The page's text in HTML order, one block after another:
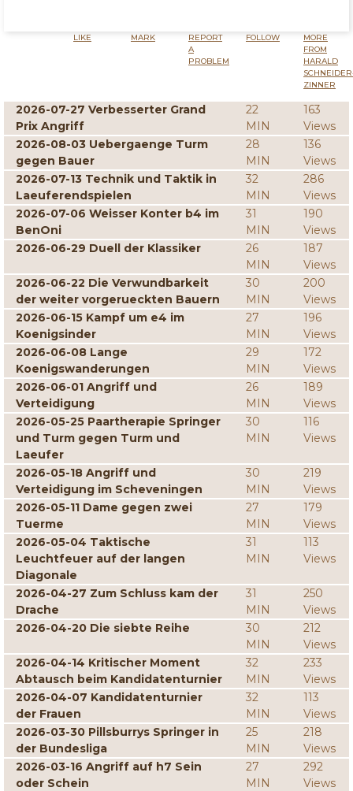
LIKE MARK
REPORT
A
PROBLEM
FOLLOW
MORE
FROM
HARALD
ZINNER
2026-07-27 Verbesserter Grand
Prix Angriff
22
MIN
163
Views
2026-08-03 Uebergaenge Turm
gegen Bauer
28
MIN
136
Views
2026-07-13 Technik und Taktik in
Laeuferendspielen
32
MIN
286
Views
2026-07-06 Weisser Konter b4 im
BenOni
31
MIN
190
Views
2026-06-29 Duell der Klassiker
26
MIN
187
Views
2026-06-22 Die Verwundbarkeit
der weiter vorgerueckten Bauern
30
MIN
200
Views
2026-06-15 Kampf um e4 im
Koenigsinder
27
MIN
196
Views
2026-06-08 Lange
Koenigswanderungen
29
MIN
172
Views
2026-06-01 Angriff und
Verteidigung
26
MIN
189
Views
2026-05-25 Paartherapie Springer
und Turm gegen Turm und
Laeufer
30
MIN
116
Views
2026-05-18 Angriff und
Verteidigung im Scheveningen
30
MIN
219
Views
2026-05-11 Dame gegen zwei
Tuerme
27
MIN
179
Views
2026-05-04 Taktische
Leuchtfeuer auf der langen
Diagonale
31
MIN
113
Views
2026-04-27 Zum Schluss kam der
Drache
31
MIN
250
Views
2026-04-20 Die siebte Reihe
30
MIN
212
Views
2026-04-14 Kritischer Moment
Abtausch beim Kandidatenturnier
32
MIN
233
Views
2026-04-07 Kandidatenturnier
der Frauen
32
MIN
113
Views
2026-03-30 Pillsburrys Springer in
der Bundesliga
25
MIN
218
Views
2026-03-16 Angriff auf h7 Sein
oder Schein
27
MIN
292
Views